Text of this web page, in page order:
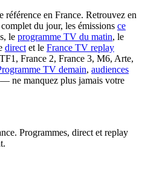
en France. Retrouvez en
complet du jour, les émissions ce
le programme TV du matin, le
direct et le France TV replay
France 2, France 3, M6, Arte,
TV demain, audiences
ne manquez plus jamais votre
Programmes, direct et replay